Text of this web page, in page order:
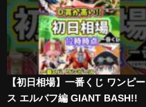
【初日相場】一番くじ ワンピー
ス エルバフ編 GIANT BASH!!